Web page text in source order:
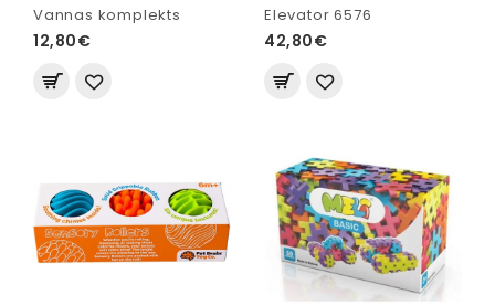
Vannas komplekts
12,80€
Elevator 6576
42,80€